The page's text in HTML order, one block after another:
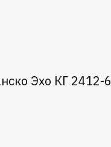
Эхо КГ 2412-6